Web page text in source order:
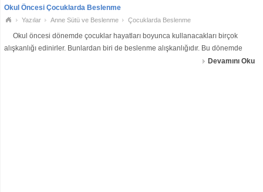
Okul Öncesi Çocuklarda Beslenme
Yazılar Anne Sütü ve Beslenme Çocuklarda Beslenme
Okul öncesi dönemde çocuklar hayatları boyunca kullanacakları birçok
alışkanlığı edinirler. Bunlardan biri de beslenme alışkanlığıdır. Bu dönemde
çocukların beslenme alışkanlıkları; ailenin sosyal ve ekonomik durumuDevamını Oku